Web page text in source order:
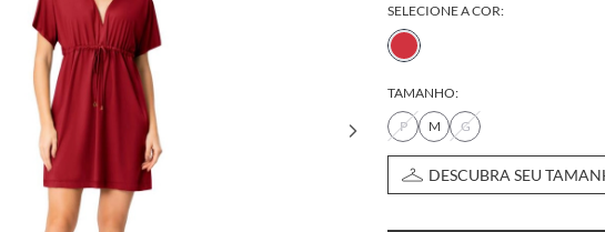
SELECIONE A COR:
TAMANHO:
P
M G
DESCUBRA SEU